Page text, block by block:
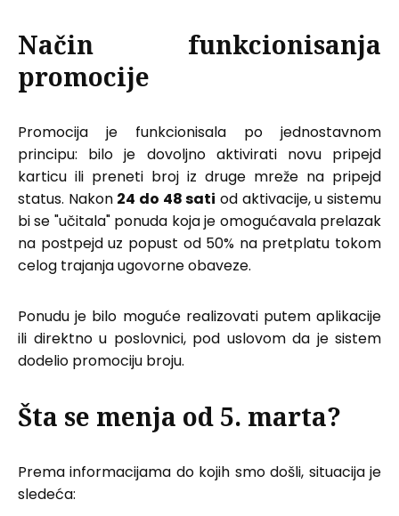
Način funkcionisanja
promocije
Promocija je funkcionisala po jednostavnom
principu: bilo je dovoljno aktivirati novu pripejd
karticu ili preneti broj iz druge mreže na pripejd
status. Nakon 24 do 48 sati od aktivacije, u sistemu
bi se "učitala" ponuda koja je omogućavala prelazak
na postpejd uz popust od 50% na pretplatu tokom
celog trajanja ugovorne obaveze.
Ponudu je bilo moguće realizovati putem aplikacije
ili direktno u poslovnici, pod uslovom da je sistem
dodelio promociju broju.
Šta se menja od 5. marta?
Prema informacijama do kojih smo došli, situacija je
sledeća: